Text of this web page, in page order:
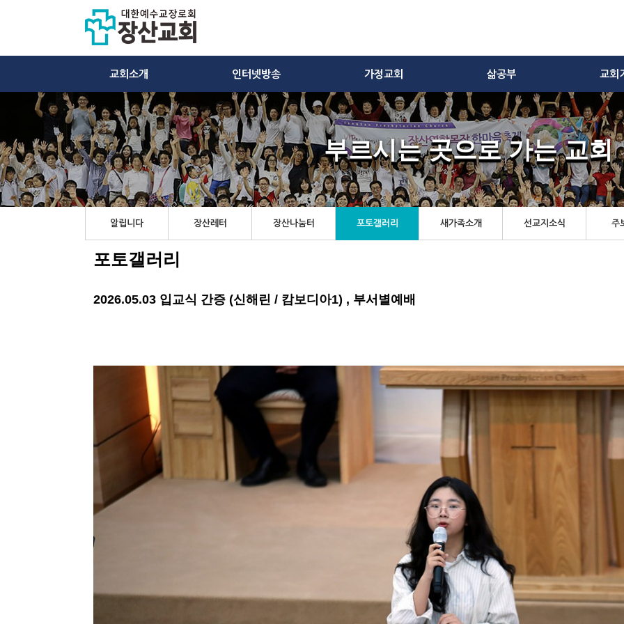
교회소개 인터넷방송 가정교회 삶공부 교회
부르시는 곳으로 가는 교회
알립니다 장산레터 장산나눔터 포토갤러리 새가족소개 선교지소식 주
포토갤러리
2026.05.03 입교식 간증 (신해린 / 캄보디아1) , 부서별예배